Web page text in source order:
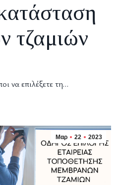
τζαμιών
να επιλέξετε τη…
Μαρ 22 2023